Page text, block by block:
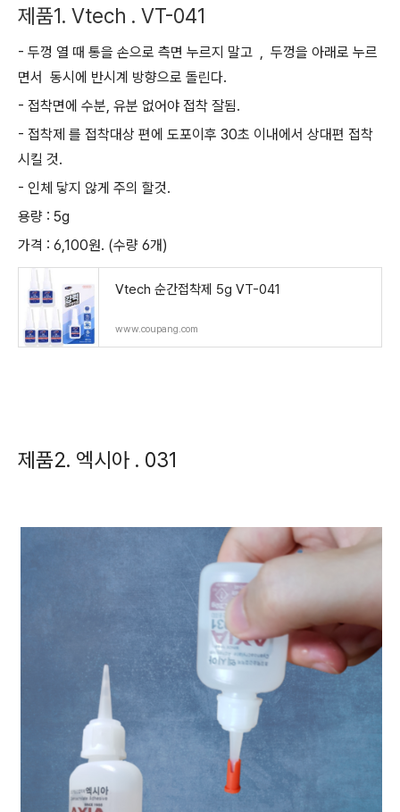
제품1. Vtech . VT-041
- 두껑 열 때 통을 손으로 측면 누르지 말고 , 두껑을 아래로 누르
면서 동시에 반시계 방향으로 돌린다.
- 접착면에 수분, 유분 없어야 접착 잘됨.
- 접착제 를 접착대상 편에 도포이후 30초 이내에서 상대편 접착
시킬 것.
- 인체 닿지 않게 주의 할것.
용량 : 5g
가격 : 6,100원. (수량 6개)
Vtech 순간접착제 5g VT-041
www.coupang.com
제품2. 엑시아 . 031